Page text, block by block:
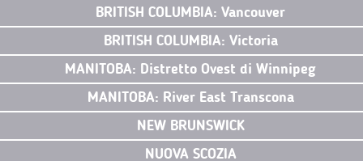
BRITISH COLUMBIA: Vancouver
BRITISH COLUMBIA: Victoria
MANITOBA: Distretto Ovest di Winnipeg
MANITOBA: River East Transcona
NEW BRUNSWICK
NUOVA SCOZIA